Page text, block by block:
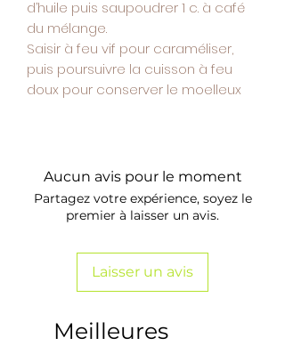
d’huile puis saupoudrer 1 c. à café
du mélange.
Saisir à feu vif pour caraméliser,
puis poursuivre la cuisson à feu
doux pour conserver le moelleux
Aucun avis pour le moment
Partagez votre expérience, soyez le
premier à laisser un avis.
Laisser un avis
Meilleures